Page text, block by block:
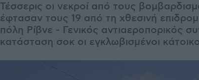
Τέσσερις οι νεκροί από τους
έφτασαν τους 19 από τη χθεσινή
πόλη Ρίβνε - Γενικός αντιαεροπορικός
κατάσταση σοκ οι εγκλωβισμένοι